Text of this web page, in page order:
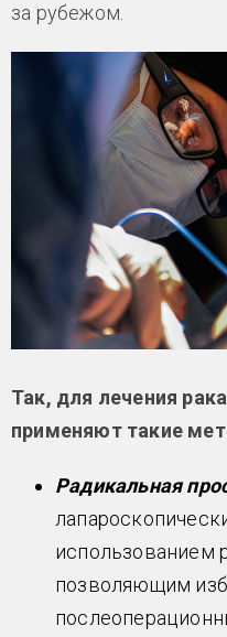
за рубежом.
Так, для лечения
применяют такие
Радикальная
использованием
позволяющим